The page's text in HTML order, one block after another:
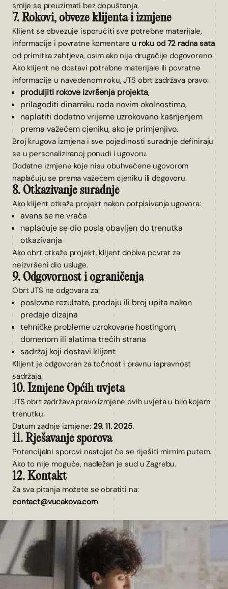
smije se preuzimati bez dopuštenja.
7. Rokovi, obveze klijenta i izmjene
Klijent se obvezuje isporučiti sve potrebne materijale,
informacije i povratne komentare u roku od 72 radna sata
od primitka zahtjeva, osim ako nije drugačije dogovoreno.
Ako klijent ne dostavi potrebne materijale ili povratne
informacije u navedenom roku, JTS obrt zadržava pravo:
produljiti rokove izvršenja projekta,
prilagoditi dinamiku rada novim okolnostima,
naplatiti dodatno vrijeme uzrokovano kašnjenjem
prema važećem cjeniku, ako je primjenjivo.
Broj krugova izmjena i sve pojedinosti suradnje definiraju
se u personaliziranoj ponudi i ugovoru.
Dodatne izmjene koje nisu obuhvaćene ugovorom
naplaćuju se prema važećem cjeniku ili dogovoru.
8. Otkazivanje suradnje
Ako klijent otkaže projekt nakon potpisivanja ugovora:
avans se ne vraća
naplaćuje se dio posla obavljen do trenutka
otkazivanja
Ako obrt otkaže projekt, klijent dobiva povrat za
neizvršeni dio usluge.
9. Odgovornost i ograničenja
Obrt JTS ne odgovara za:
poslovne rezultate, prodaju ili broj upita nakon
predaje dizajna
tehničke probleme uzrokovane hostingom,
domenom ili alatima trećih strana
sadržaj koji dostavi klijent
Klijent je odgovoran za točnost i pravnu ispravnost
sadržaja.
10. Izmjene Općih uvjeta
JTS obrt zadržava pravo izmjene ovih uvjeta u bilo kojem
trenutku.
Datum zadnje izmjene: 29. 11. 2025.
11. Rješavanje sporova
Potencijalni sporovi nastojat će se riješiti mirnim putem.
Ako to nije moguće, nadležan je sud u Zagrebu.
12. Kontakt
Za sva pitanja možete se obratiti na:
contact@vucakova.com